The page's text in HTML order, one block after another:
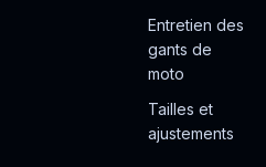
Entretien des
gants de
moto
Tailles et
ajustements